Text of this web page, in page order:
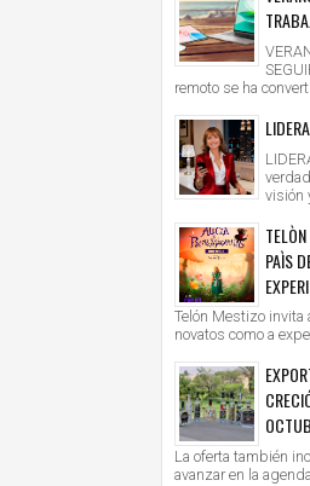
remoto se ha
visión
PAÌS
Telón Mestizo invita
novatos como a
La oferta también
avanzar en la